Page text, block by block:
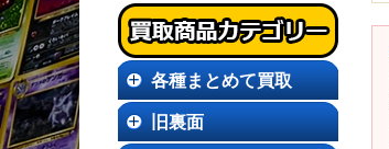
各種まとめて買取
旧裏面